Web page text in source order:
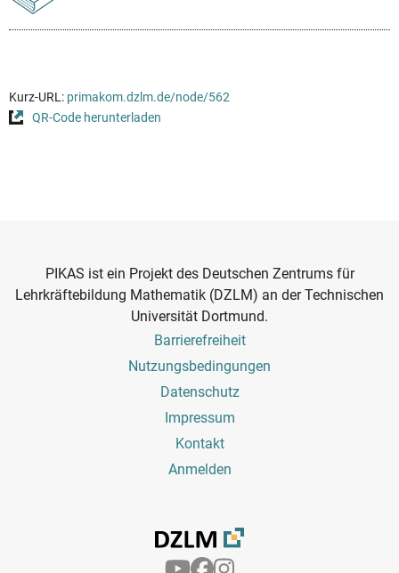
Kurz-URL: primakom.dzlm.de/node/562
QR-Code herunterladen
PIKAS ist ein Projekt des Deutschen Zentrums für
Lehrkräftebildung Mathematik (DZLM) an der Technischen
Universität Dortmund.
Barrierefreiheit
Nutzungsbedingungen
Datenschutz
Impressum
Kontakt
Anmelden